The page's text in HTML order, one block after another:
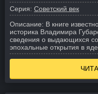
Серия: Советский век
Описание: В книге
историка Владимира
сведения о выдающихся
эпохальные открытия в